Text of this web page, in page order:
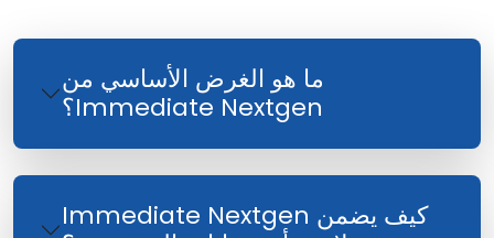
ما هو الغرض الأساسي من
Immediate Nextgen؟
كيف يضمن Immediate Nextgen